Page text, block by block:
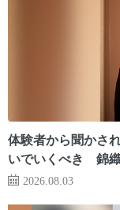
体験者から聞かさ
いでいくべき 錦
2026.08.03